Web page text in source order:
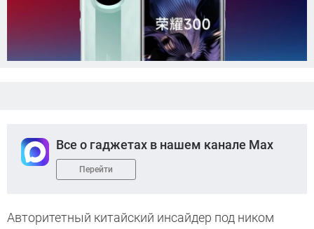
Все о гаджетах в нашем канале Max
Перейти
Авторитетный китайский инсайдер под ником